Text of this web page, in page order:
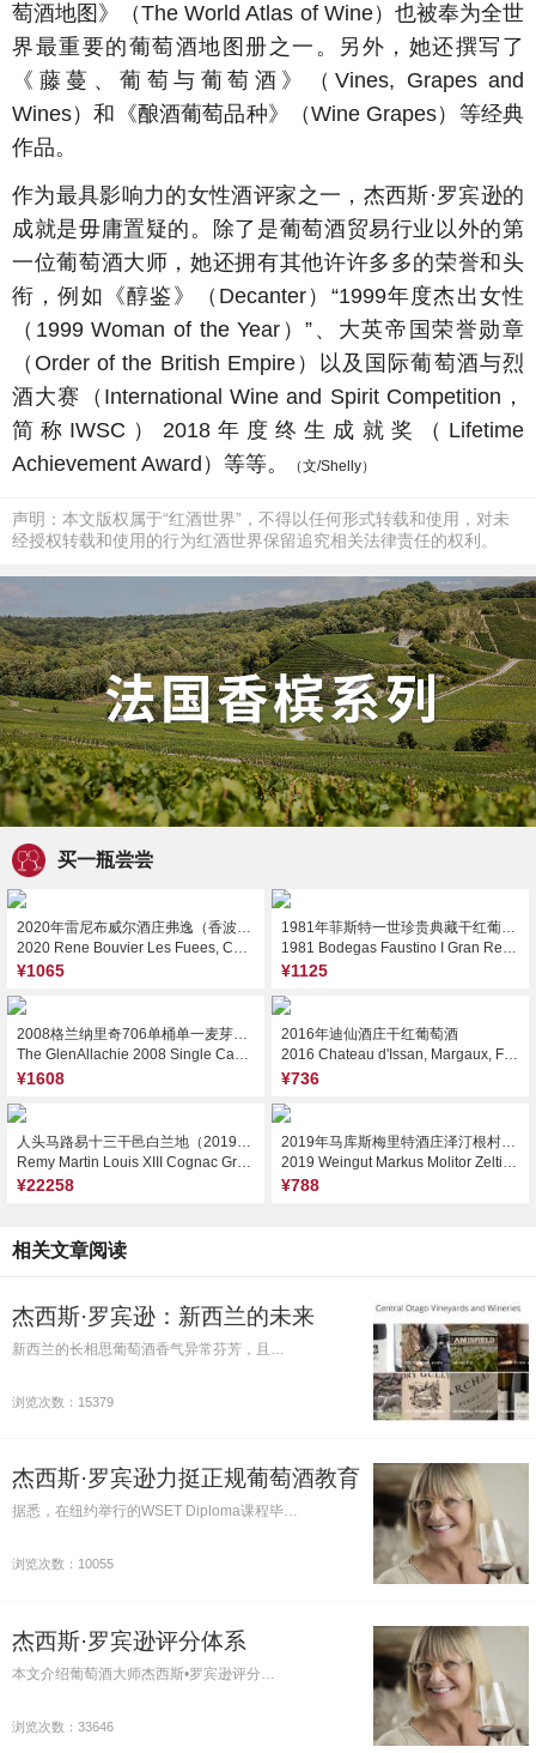
萄酒地图》（The World Atlas of Wine）也被奉为全世
界最重要的葡萄酒地图册之一。另外，她还撰写了
《藤蔓、葡萄与葡萄酒》（Vines, Grapes and
Wines）和《酿酒葡萄品种》（Wine Grapes）等经典
作品。
作为最具影响力的女性酒评家之一，杰西斯·罗宾逊的
成就是毋庸置疑的。除了是葡萄酒贸易行业以外的第
一位葡萄酒大师，她还拥有其他许许多多的荣誉和头
衔，例如《醇鉴》（Decanter）“1999年度杰出女性
（1999 Woman of the Year）”、大英帝国荣誉勋章
（Order of the British Empire）以及国际葡萄酒与烈
酒大赛（International Wine and Spirit Competition，
简称IWSC）2018年度终生成就奖（Lifetime
Achievement Award）等等。
（文/Shelly）
声明：本文版权属于“红酒世界”，不得以任何形式转载和使用，对未
经授权转载和使用的行为红酒世界保留追究相关法律责任的权利。
买一瓶尝尝
2020年雷尼布威尔酒庄弗逸（香波-慕西尼一级园）红葡萄酒
2020 Rene Bouvier Les Fuees, Chambolle-Musigny Premier Cru, France
¥1065
1981年菲斯特一世珍贵典藏干红葡萄酒
1981 Bodegas Faustino I Gran Reserva, Rioja, Spain
¥1125
2008格兰纳里奇706单桶单一麦芽威士忌
The GlenAllachie 2008 Single Cask Aged 14 Years Single Malt Scotch Whisky, Speyside, UK
¥1608
2016年迪仙酒庄干红葡萄酒
2016 Chateau d'Issan, Margaux, France
¥736
¥22258 ¥788
相关文章阅读
杰西斯·罗宾逊：新西兰的未来
新西兰的长相思葡萄酒香气异常芬芳，且…
浏览次数：15379
杰西斯·罗宾逊力挺正规葡萄酒教育
据悉，在纽约举行的WSET Diploma课程毕…
浏览次数：10055
杰西斯·罗宾逊评分体系
本文介绍葡萄酒大师杰西斯•罗宾逊评分…
浏览次数：33646